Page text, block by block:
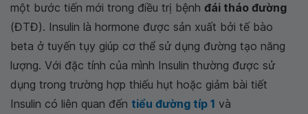
một bước tiến mới trong điều trị bệnh đái tháo đường
(ĐTĐ). Insulin là hormone được sản xuất bởi tế bào
beta ở tuyến tụy giúp cơ thể sử dụng đường tạo năng
lượng. Với đặc tính của mình Insulin thường được sử
dụng trong trường hợp thiếu hụt hoặc giảm bài tiết
Insulin có liên quan đến tiểu đường típ 1 và